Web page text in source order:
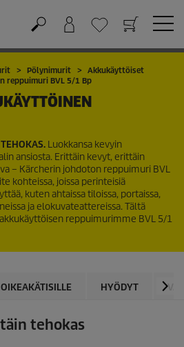
Pölynimurit
Akkukäyttöiset
reppuimuri BVL 5/1 Bp
Luokkansa kevyin
ansiosta. Erittäin kevyt, erittäin
– Kärcherin johdoton reppuimuri BVL
kohteissa, joissa perinteisiä
kuten ahtaissa tiloissa, portaissa,
ja elokuvateattereissa. Tältä
reppuimurimme BVL 5/1
HYÖDYT
tehokas